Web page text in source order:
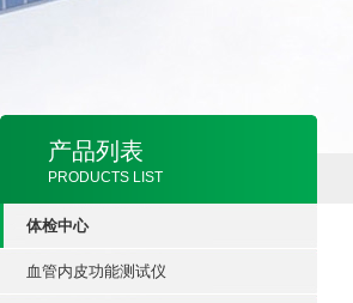
产品列表
PRODUCTS LIST
体检中心
血管内皮功能测试仪